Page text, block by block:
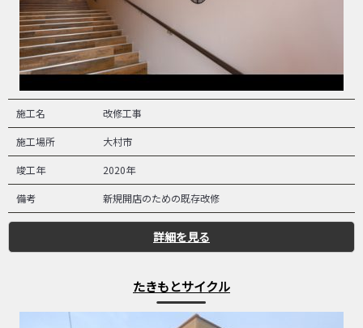
施工名 改修工事
施工場所 大村市
竣工年 2020年
備考 新規開店のための既存改修
詳細を見る
たきもとサイクル